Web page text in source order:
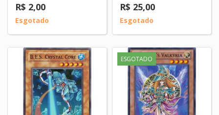
R$ 2,00
Esgotado
R$ 25,00
Esgotado
ESGOTADO